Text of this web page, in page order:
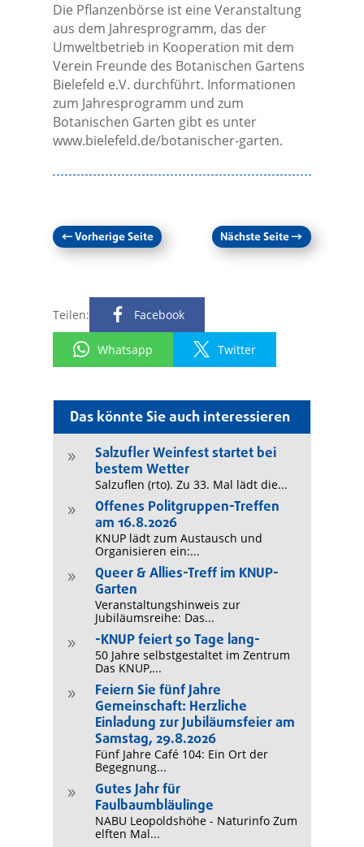
Das könnte Sie auch interessieren
9
Salzufler Weinfest startet bei
bestem Wetter
Salzuflen (rto). Zu 33. Mal lädt die...
9
Offenes Politgruppen-Treffen
am 16.8.2026
KNUP lädt zum Austausch und
Organisieren ein:...
9
Queer & Allies-Treff im KNUP-
Garten
Veranstaltungshinweis zur
Jubiläumsreihe: Das...
9 -KNUP feiert 50 Tage lang-
50 Jahre selbstgestaltet im Zentrum
Das KNUP,...
9
Feiern Sie fünf Jahre
Gemeinschaft: Herzliche
Einladung zur Jubiläumsfeier am
Samstag, 29.8.2026
Fünf Jahre Café 104: Ein Ort der
Begegnung...
9
Gutes Jahr für
Faulbaumbläulinge
NABU Leopoldshöhe - Naturinfo Zum
elften Mal...
Die Pflanzenbörse ist eine Veranstaltung
aus dem Jahresprogramm, das der
Umweltbetrieb in Kooperation mit dem
Verein Freunde des Botanischen Gartens
Bielefeld e.V. durchführt. Informationen
zum Jahresprogramm und zum
Botanischen Garten gibt es unter
www.bielefeld.de/botanischer-garten.
←Vorherige Seite Nächste Seite→
Teilen: Facebook
Whatsapp Twitter